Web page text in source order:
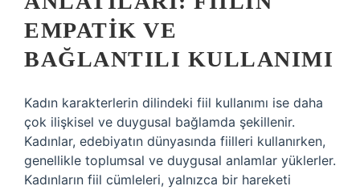
EMPATIK VE
BAĞLANTILI KULLANIMI
Kadın karakterlerin dilindeki fiil kullanımı ise daha
çok ilişkisel ve duygusal bağlamda şekillenir.
Kadınlar, edebiyatın dünyasında fiilleri kullanırken,
genellikle toplumsal ve duygusal anlamlar yüklerler.
Kadınların fiil cümleleri, yalnızca bir hareketi